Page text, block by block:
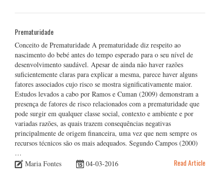
Prematuridade
Conceito de Prematuridade A prematuridade diz respeito ao
nascimento do bebé antes do tempo esperado para o seu nível de
desenvolvimento saudável. Apesar de ainda não haver razões
suficientemente claras para explicar a mesma, parece haver alguns
fatores associados cujo risco se mostra significativamente maior.
Estudos levados a cabo por Ramos e Cuman (2009) demonstram a
presença de fatores de risco relacionados com a prematuridade que
pode surgir em qualquer classe social, contexto e ambiente e por
variadas razões, as quais trazem consequências negativas
principalmente de origem financeira, uma vez que nem sempre os
recursos técnicos são os mais adequados. Segundo Campos (2000)
…
Maria Fontes
04-03-2016 Read Article